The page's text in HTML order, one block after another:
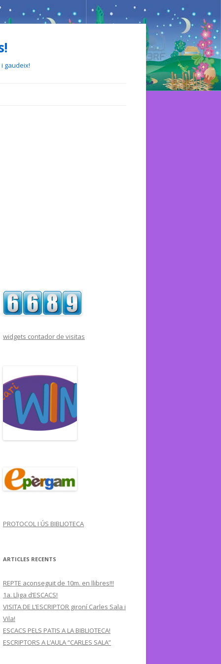
gaudeix!
widgets contador de visitas
PROTOCOL I ÚS BIBLIOTECA
ARTICLES RECENTS
REPTE aconseguit de 10m. en llibres!!!
1a. Lliga d’ESCACS!
VISITA DE L’ESCRIPTOR gironí Carles Sala i
Vila!
ESCACS PELS PATIS A LA BIBLIOTECA!
ESCRIPTORS A L’AULA “CARLES SALA”